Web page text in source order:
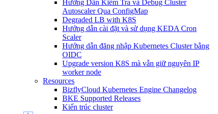
Hướng Dẫn Kiểm Tra và Debug Cluster
Autoscaler Qua ConfigMap
Degraded LB with K8S
Hướng dẫn cài đặt và sử dụng KEDA Cron
Scaler
Hướng dẫn đăng nhập Kubernetes Cluster bằng
OIDC
Upgrade version K8S mà vẫn giữ nguyên IP
worker node
Resources
BizflyCloud Kubernetes Engine Changelog
BKE Supported Releases
Kiến trúc cluster